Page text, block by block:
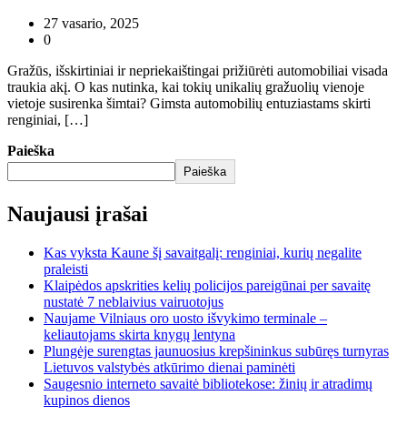
27 vasario, 2025
0
Gražūs, išskirtiniai ir nepriekaištingai prižiūrėti automobiliai visada
traukia akį. O kas nutinka, kai tokių unikalių gražuolių vienoje
vietoje susirenka šimtai? Gimsta automobilių entuziastams skirti
renginiai, […]
Paieška
Paieška
Naujausi įrašai
Kas vyksta Kaune šį savaitgalį: renginiai, kurių negalite
praleisti
Klaipėdos apskrities kelių policijos pareigūnai per savaitę
nustatė 7 neblaivius vairuotojus
Naujame Vilniaus oro uosto išvykimo terminale –
keliautojams skirta knygų lentyna
Plungėje surengtas jaunuosius krepšininkus subūręs turnyras
Lietuvos valstybės atkūrimo dienai paminėti
Saugesnio interneto savaitė bibliotekose: žinių ir atradimų
kupinos dienos